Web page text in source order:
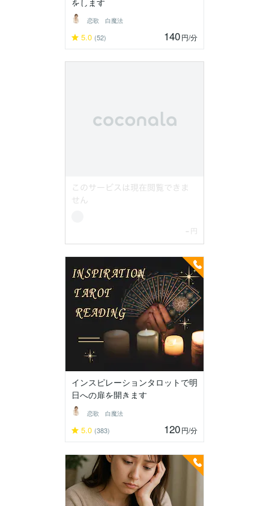
をします
恋歌 白魔法
5.0 (52) 140円/分
インスピレーションタロットで明
日への扉を開きます
恋歌 白魔法
5.0 (383) 120円/分